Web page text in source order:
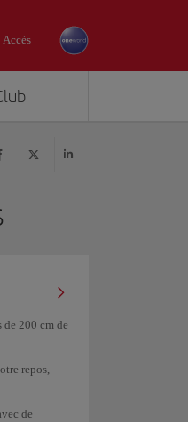
Accès
200 cm de
repos,
de